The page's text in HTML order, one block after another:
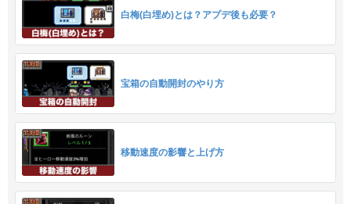
白梅(白埋め)とは？アプデ後も必要？
宝箱の自動開封のやり方
移動速度の影響と上げ方